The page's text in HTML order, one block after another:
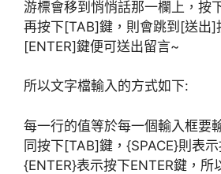
游標會移到悄悄話那一欄上，按
再按下[TAB]鍵，則會跳到[送出]
[ENTER]鍵便可送出留言~
所以文字檔輸入的方式如下:
每一行的值等於每一個輸入框要
同按下[TAB]鍵，{SPACE}則表示
{ENTER}表示按下ENTER鍵，所